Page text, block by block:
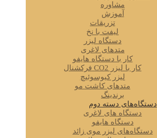
مشاوره
آموزش
تزریقات
لیفت با نخ
دستگاه لیزر
متدهای لاغری
کار با دستگاه هایفو
کار با لیزر CO2 فرکشنال
لیزر کیوسوئیچ
متدهای کاشت مو
برندینگ
دستگاه‌های دسته دوم
دستگاه های لاغری
دستگاه هایفو
دستگاه‌های لیزر موی زائد